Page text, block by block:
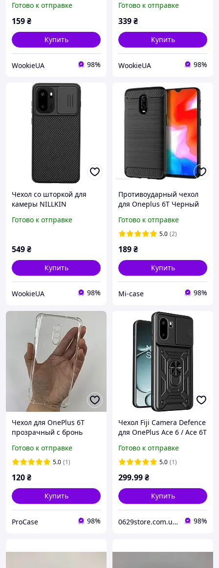
Ace 6T - Transparent
Готово к отправке
159₴
Купить
WookieUA 98%
6T - Matte Black
Готово к отправке
339₴
Купить
WookieUA 98%
Чехол со шторкой для
камеры NILLKIN
OnePlus 15R / Ace 6 / Ace
Готово к отправке
549₴
Купить
WookieUA 98%
Противоударный чехол
для Oneplus 6T Черный
Готово к отправке
5.0 (2)
189₴
Купить
Mi-case 98%
Чехол для OnePlus 6T
прозрачный с бронь
Готово к отправке
5.0 (1)
120₴
Купить
ProCase 98%
Чехол Fiji Camera Defence
для OnePlus Ace 6 / Ace 6T
камеры и подставкой
Black
Готово к отправке
5.0 (1)
299.99₴
Купить
0629store.com.ua - Интернет магазин чехлов и защитных стекол для смартфонов 98%